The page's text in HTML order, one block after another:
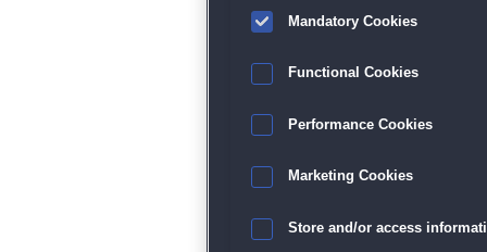
Mandatory Cookies
Functional Cookies
Performance Cookies
Marketing Cookies
Store and/or access